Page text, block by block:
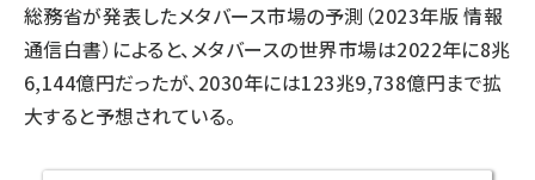
総務省が発表したメタバース市場の予測（2023年版 情報
通信白書）によると、メタバースの世界市場は2022年に8兆
6,144億円だったが、2030年には123兆9,738億円まで拡
大すると予想されている。